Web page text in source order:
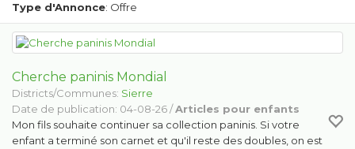
Type d'Annonce: Offre
Cherche paninis Mondial
Districts/Communes: Sierre
Date de publication: 04-08-26 /Articles pour enfants
Mon fils souhaite continuer sa collection paninis. Si votre
enfant a terminé son carnet et qu'il reste des doubles, on est